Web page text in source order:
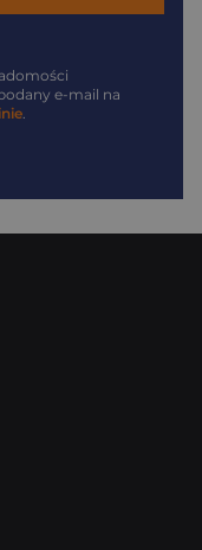
e-mail na
.